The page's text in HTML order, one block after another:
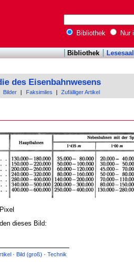
Bibliothek Nur
Bibliothek Lesesaal
des Eisenbahnwesens
Bilder Faksimiles Zufälliger Artikel
dieses Bild:
· Bild (groß) ·Technik